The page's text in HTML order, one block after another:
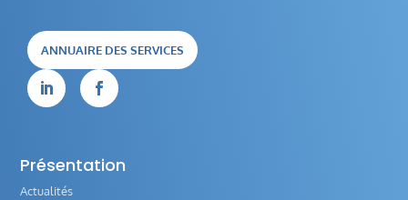
ANNUAIRE DES SERVICES
 
Présentation
Actualités